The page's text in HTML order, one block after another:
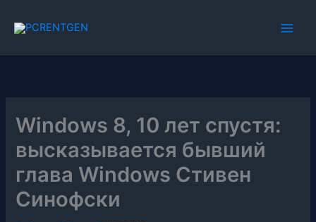
Windows 8, 10 лет спустя:
высказывается бывший
глава Windows Стивен
Синофски